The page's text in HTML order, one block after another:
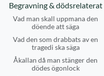
Begravning & dödsrelaterat
Vad man skall uppmana den
döende att säga
Vad den som drabbats av en
tragedi ska säga
Åkallan då man stänger den
dödes ögonlock